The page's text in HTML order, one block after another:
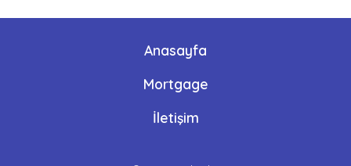
Anasayfa
Mortgage
İletişim